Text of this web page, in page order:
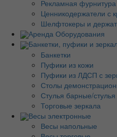
Рекламная фурнитура
Ценникодержатели с
Шелфтокеры и
Аренда Оборудования
Банкетки, пуфики и
Банкетки
Пуфики из кожи
Пуфики из ЛДСП с
Столы
Стулья барные/
Торговые зеркала
Весы электронные
Весы напольные